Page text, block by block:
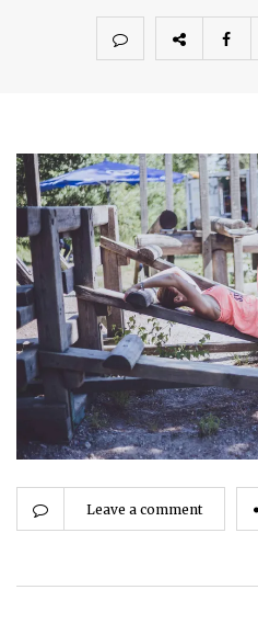
Leave a comment